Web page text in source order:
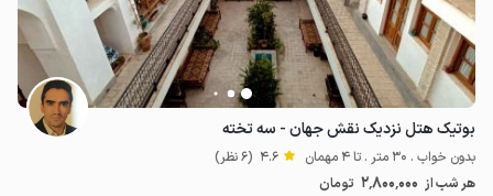
بوتیک هتل نزدیک نقش جهان - سه تخته
بدون خواب . 30 متر . تا 4 مهمان 4.6 (6 نظر)
هر شب از 2٬800٬000 تومان